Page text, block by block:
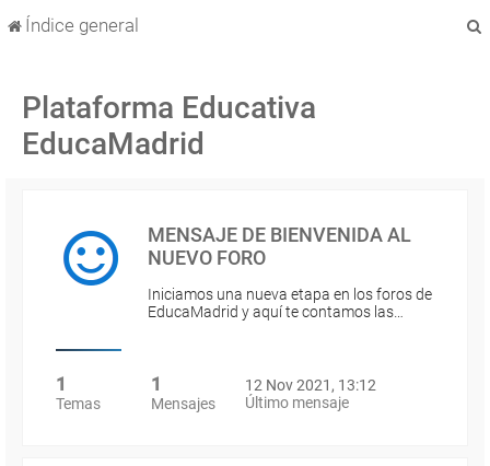
Índice general
Plataforma Educativa
EducaMadrid
MENSAJE DE BIENVENIDA AL
NUEVO FORO
Iniciamos una nueva etapa en los foros de
EducaMadrid y aquí te contamos las…
1
Temas
1
Mensajes
12 Nov 2021, 13:12
Último mensaje